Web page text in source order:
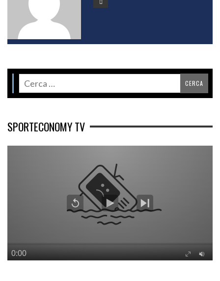
SPORTECONOMY TV